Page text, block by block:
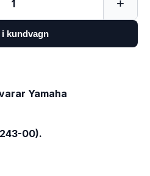
1 +
i kundvagn
Yamaha
00).